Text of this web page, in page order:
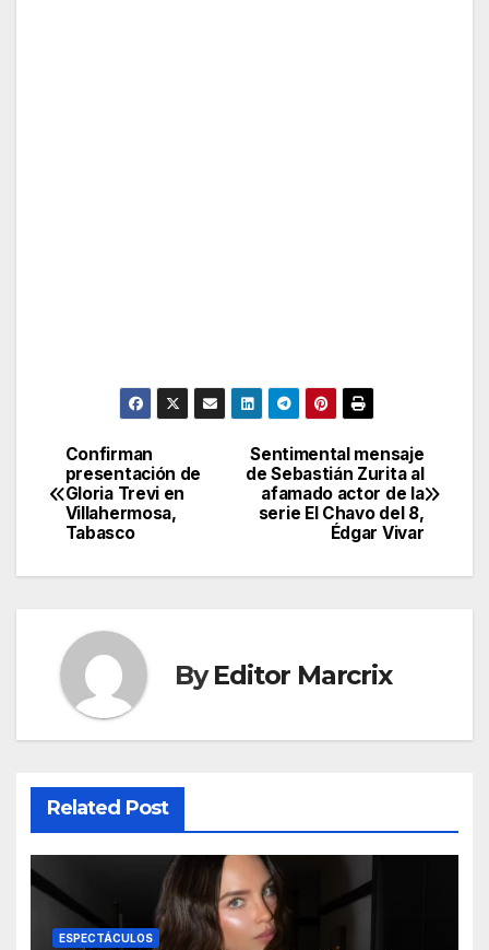
Post
navigation
Sentimental mensaje
de Sebastián Zurita al
afamado actor de la
serie El Chavo del 8,
Édgar Vivar
Confirman
presentación de
Gloria Trevi en
Villahermosa,
Tabasco
ByEditor Marcrix
Related Post
ESPECTÁCULOS